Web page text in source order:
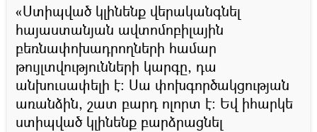
«Ստիպված կլինենք վերականգնել
հայաստանյան ավտոմոբիլային
բեռնափոխադրողների համար
թույլտվությունների կարգը, դա
անխուսափելի է։ Սա փոխգործակցության
առանձին, շատ բարդ ոլորտ է։ Եվ իհարկե
ստիպված կլինենք բարձրացնել